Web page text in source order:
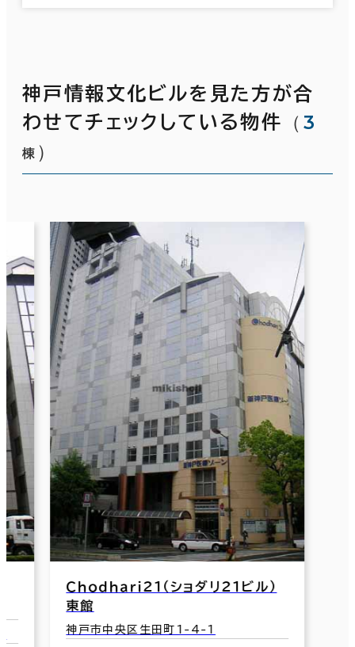
神戸情報文化ビルを見た方が合
わせてチェックしている物件
（ 3
棟 ）
ランドダイヤニッセイビル
戸駅(JR) 中央口 5分
新神戸ＳＯＵＴＨＥＲ